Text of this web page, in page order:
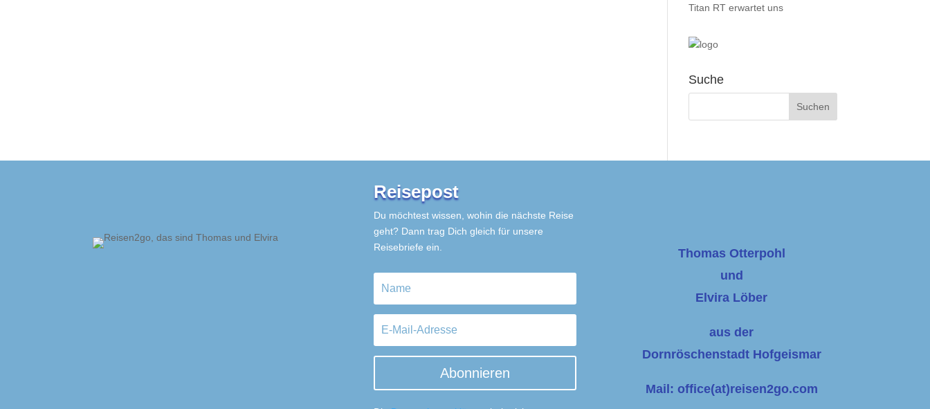
Titan RT erwartet uns
Suche
Reisepost
Du möchtest wissen, wohin die nächste Reise
geht? Dann trag Dich gleich für unsere
Reisebriefe ein.
Abonnieren
Thomas Otterpohl
und
Elvira Löber
aus der
Dornröschenstadt Hofgeismar
Mail: office(at)reisen2go.com